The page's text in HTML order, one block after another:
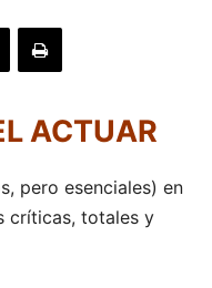
ACTUAR
pero esenciales) en
críticas, totales y